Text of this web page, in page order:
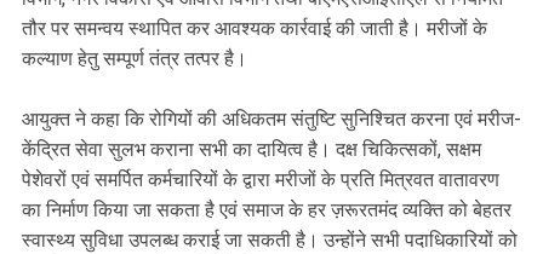
तौर पर समन्वय स्थापित कर आवश्यक कार्रवाई की जाती है। मरीजों के
कल्याण हेतु सम्पूर्ण तंत्र तत्पर है।
आयुक्त ने कहा कि रोगियों की अधिकतम संतुष्टि सुनिश्चित करना एवं मरीज-
केंद्रित सेवा सुलभ कराना सभी का दायित्व है। दक्ष चिकित्सकों, सक्षम
पेशेवरों एवं समर्पित कर्मचारियों के द्वारा मरीजों के प्रति मित्रवत वातावरण
का निर्माण किया जा सकता है एवं समाज के हर ज़रूरतमंद व्यक्ति को बेहतर
स्वास्थ्य सुविधा उपलब्ध कराई जा सकती है। उन्होंने सभी पदाधिकारियों को